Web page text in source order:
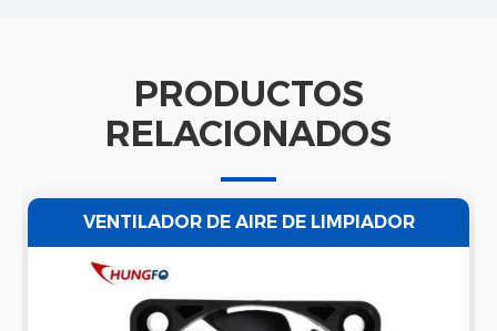
PRODUCTOS
RELACIONADOS
VENTILADOR DE AIRE DE LIMPIADOR
ULTRASÓNICO ENSAYO AXIAL AXIAL
IMPERMEABLE